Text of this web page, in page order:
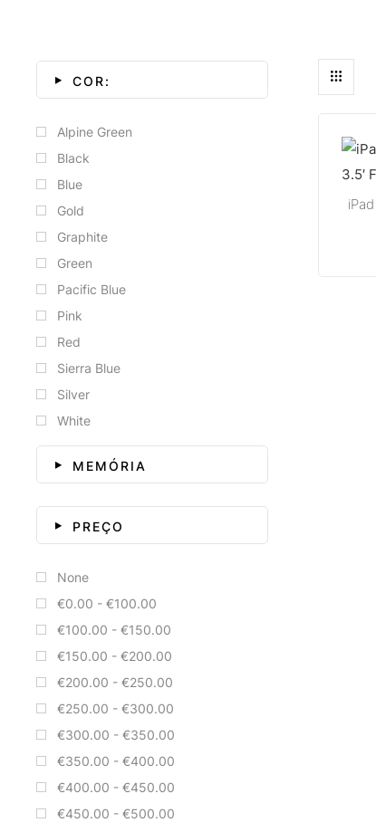
COR:
Alpine Green
Black
Blue
Gold
Graphite
Green
Pacific Blue
Pink
Red
Sierra Blue
Silver
White
MEMÓRIA
PREÇO
None
€0.00 - €100.00
€100.00 - €150.00
€150.00 - €200.00
€200.00 - €250.00
€250.00 - €300.00
€300.00 - €350.00
€350.00 - €400.00
€400.00 - €450.00
€450.00 - €500.00